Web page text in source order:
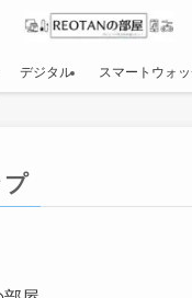
デジタル スマートウォ
プ